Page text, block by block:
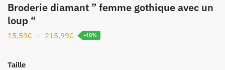
Broderie diamant ” femme gothique avec un
loup “
15,59€ – 215,99€ -48%
Taille